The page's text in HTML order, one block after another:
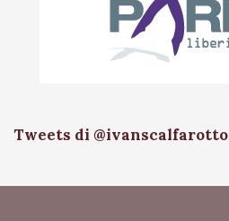
Tweets di @ivanscalfarotto